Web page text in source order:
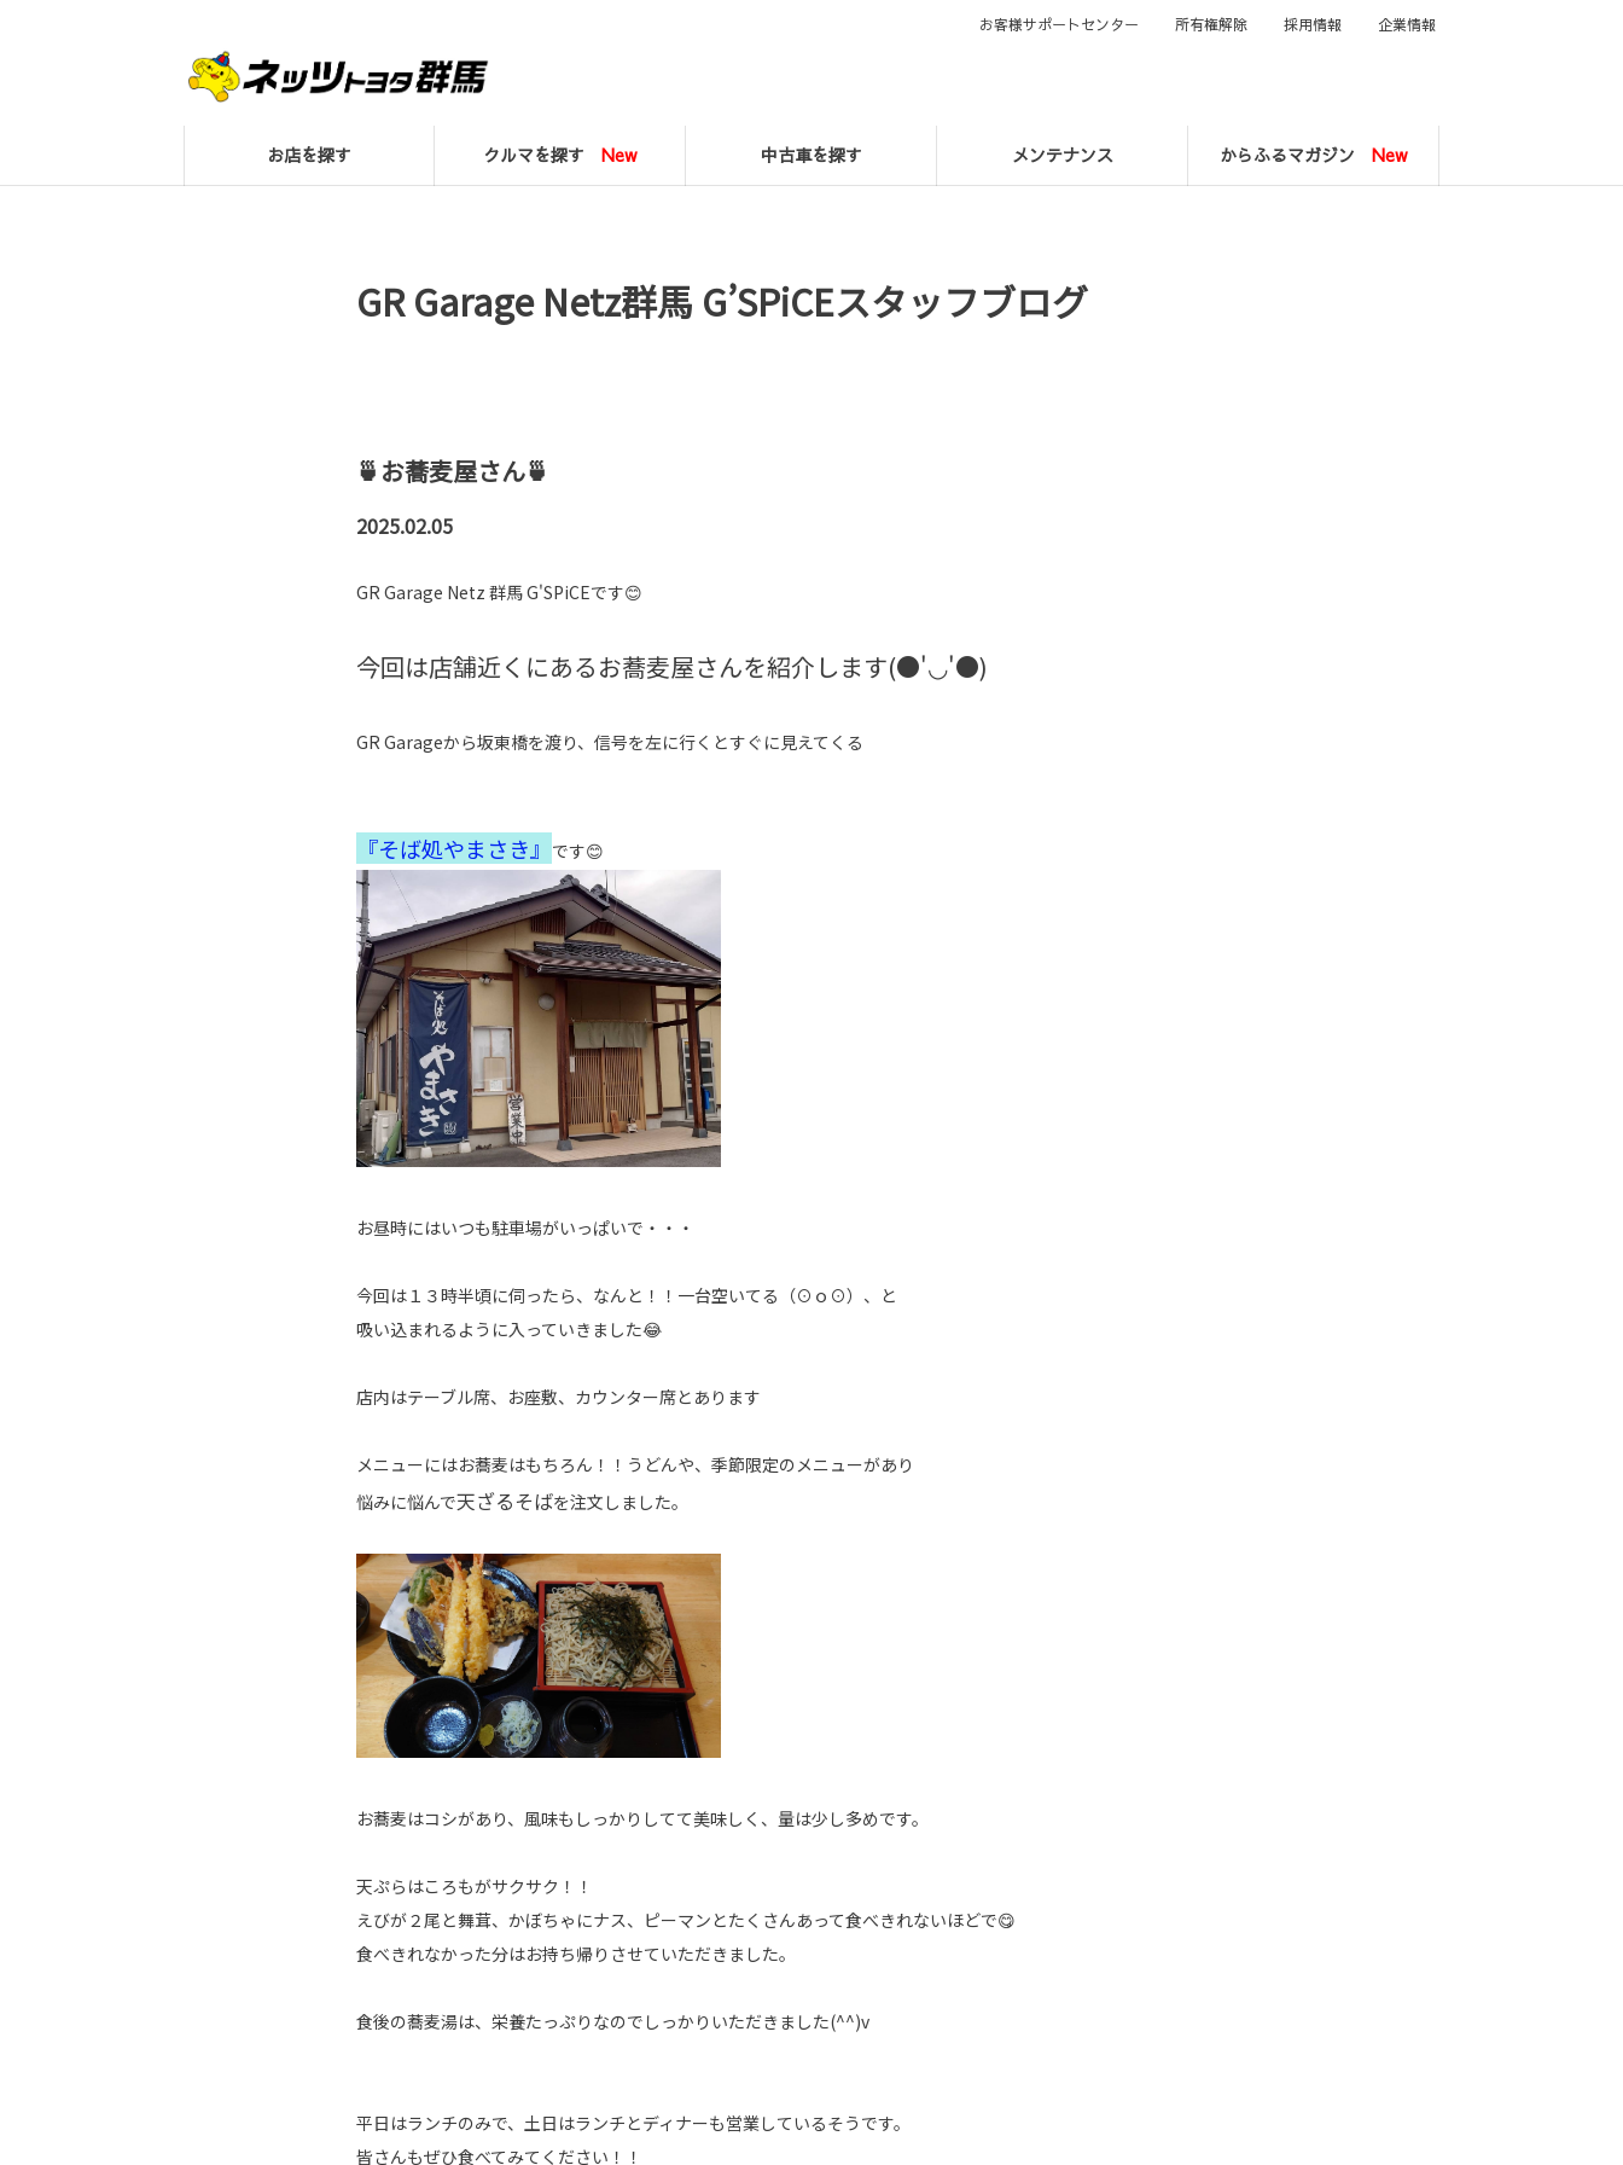
お店を探す クルマを探す New 中古車を探す メンテナンス からふるマガジン New
お客様サポートセンター 所有権解除 採用情報 企業情報
GR Garage Netz群馬 G’SPiCEスタッフブログ
🍵お蕎麦屋さん🍵
2025.02.05
GR Garage Netz 群馬 G'SPiCEです😊
今回は店舗近くにあるお蕎麦屋さんを紹介します(●'◡'●)
GR Garageから坂東橋を渡り、信号を左に行くとすぐに見えてくる
『そば処やまさき』 です😊
お昼時にはいつも駐車場がいっぱいで・・・
今回は１３時半頃に伺ったら、なんと！！一台空いてる（⊙ｏ⊙）、と
吸い込まれるように入っていきました😂
店内はテーブル席、お座敷、カウンター席とあります
メニューにはお蕎麦はもちろん！！うどんや、季節限定のメニューがあり
悩みに悩んで天ざるそばを注文しました。
お蕎麦はコシがあり、風味もしっかりしてて美味しく、量は少し多めです。
天ぷらはころもがサクサク！！
えびが２尾と舞茸、かぼちゃにナス、ピーマンとたくさんあって食べきれないほどで😋
食べきれなかった分はお持ち帰りさせていただきました。
食後の蕎麦湯は、栄養たっぷりなのでしっかりいただきました(^^)v
平日はランチのみで、土日はランチとディナーも営業しているそうです。
皆さんもぜひ食べてみてください！！